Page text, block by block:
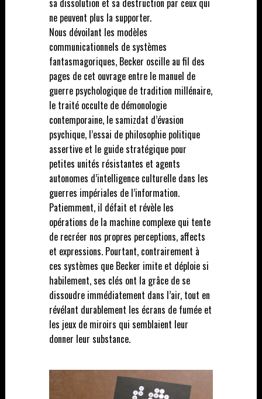
sa dissolution et sa destruction par ceux qui
ne peuvent plus la supporter.
Nous dévoilant les modèles
communicationnels de systèmes
fantasmagoriques, Becker oscille au fil des
pages de cet ouvrage entre le manuel de
guerre psychologique de tradition millénaire,
le traité occulte de démonologie
contemporaine, le samizdat d’évasion
psychique, l’essai de philosophie politique
assertive et le guide stratégique pour
petites unités résistantes et agents
autonomes d’intelligence culturelle dans les
guerres impériales de l’information.
Patiemment, il défait et révèle les
opérations de la machine complexe qui tente
de recréer nos propres perceptions, affects
et expressions. Pourtant, contrairement à
ces systèmes que Becker imite et déploie si
habilement, ses clés ont la grâce de se
dissoudre immédiatement dans l’air, tout en
révélant durablement les écrans de fumée et
les jeux de miroirs qui semblaient leur
donner leur substance.